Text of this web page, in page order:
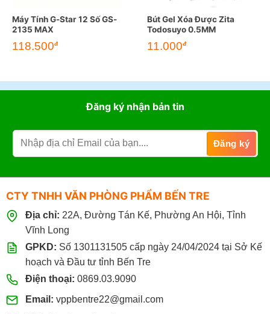
Máy Tính G-Star 12 Số GS-
2135 MAX
118.500đ
Bút Gel Xóa Được Zita
Todosuyo 0.5MM
11.000đ
Đăng ký nhận bản tin
CTY TNHH VĂN PHÒNG PHẨM BẾN TRE
Địa chỉ: 22A, Đường Tán Kế, Phường An Hội, Tỉnh
Vĩnh Long
GPKD: Số 1301131505 cấp ngày 24/04/2024 tại Sở Kế
hoạch và Đầu tư tỉnh Bến Tre
Điện thoại: 0869.03.9090
Email: vppbentre22@gmail.com